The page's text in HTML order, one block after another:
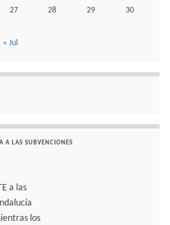
27 28 29
30
« Jul
A LAS SUBVENCIONES
a las
los